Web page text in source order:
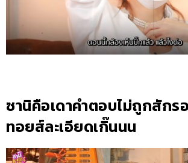
ซานิคือเดาคำตอบไม่ถูกสักร
ทอยส์ละเอียดเกิ๊นนน